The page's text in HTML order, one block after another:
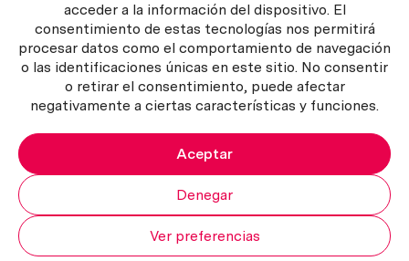
acceder a la información del dispositivo. El
consentimiento de estas tecnologías nos permitirá
procesar datos como el comportamiento de navegación
o las identificaciones únicas en este sitio. No consentir
o retirar el consentimiento, puede afectar
negativamente a ciertas características y funciones.
Aceptar
Denegar
Ver preferencias
Atención al cliente
Contactar
Manual del vendedor
Política del servicio
Política de Cookies
Copyright ©2026 Curiosum S.L. Todos los derechos reservados.